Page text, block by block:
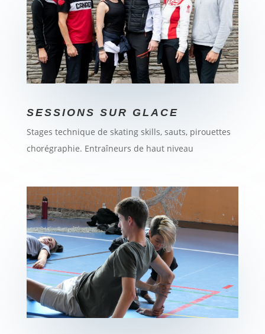
SESSIONS SUR GLACE
Stages technique de skating skills, sauts, pirouettes
chorégraphie. Entraîneurs de haut niveau